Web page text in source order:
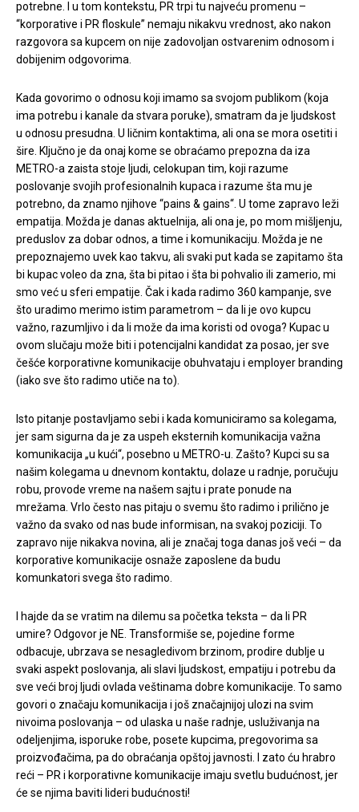
potrebne. I u tom kontekstu, PR trpi tu najveću promenu –
“korporative i PR floskule” nemaju nikakvu vrednost, ako nakon
razgovora sa kupcem on nije zadovoljan ostvarenim odnosom i
dobijenim odgovorima.
Kada govorimo o odnosu koji imamo sa svojom publikom (koja
ima potrebu i kanale da stvara poruke), smatram da je ljudskost
u odnosu presudna. U ličnim kontaktima, ali ona se mora osetiti i
šire. Ključno je da onaj kome se obraćamo prepozna da iza
METRO-a zaista stoje ljudi, celokupan tim, koji razume
poslovanje svojih profesionalnih kupaca i razume šta mu je
potrebno, da znamo njihove “pains & gains“. U tome zapravo leži
empatija. Možda je danas aktuelnija, ali ona je, po mom mišljenju,
preduslov za dobar odnos, a time i komunikaciju. Možda je ne
prepoznajemo uvek kao takvu, ali svaki put kada se zapitamo šta
bi kupac voleo da zna, šta bi pitao i šta bi pohvalio ili zamerio, mi
smo već u sferi empatije. Čak i kada radimo 360 kampanje, sve
što uradimo merimo istim parametrom – da li je ovo kupcu
važno, razumljivo i da li može da ima koristi od ovoga? Kupac u
ovom slučaju može biti i potencijalni kandidat za posao, jer sve
češće korporativne komunikacije obuhvataju i employer branding
(iako sve što radimo utiče na to).
Isto pitanje postavljamo sebi i kada komuniciramo sa kolegama,
jer sam sigurna da je za uspeh eksternih komunikacija važna
komunikacija „u kući“, posebno u METRO-u. Zašto? Kupci su sa
našim kolegama u dnevnom kontaktu, dolaze u radnje, poručuju
robu, provode vreme na našem sajtu i prate ponude na
mrežama. Vrlo često nas pitaju o svemu što radimo i prilično je
važno da svako od nas bude informisan, na svakoj poziciji. To
zapravo nije nikakva novina, ali je značaj toga danas još veći – da
korporative komunikacije osnaže zaposlene da budu
komunkatori svega što radimo.
I hajde da se vratim na dilemu sa početka teksta – da li PR
umire? Odgovor je NE. Transformiše se, pojedine forme
odbacuje, ubrzava se nesagledivom brzinom, prodire dublje u
svaki aspekt poslovanja, ali slavi ljudskost, empatiju i potrebu da
sve veći broj ljudi ovlada veštinama dobre komunikacije. To samo
govori o značaju komunikacija i još značajnijoj ulozi na svim
nivoima poslovanja – od ulaska u naše radnje, usluživanja na
odeljenjima, isporuke robe, posete kupcima, pregovorima sa
proizvođačima, pa do obraćanja opštoj javnosti. I zato ću hrabro
reći – PR i korporativne komunikacije imaju svetlu budućnost, jer
će se njima baviti lideri budućnosti!